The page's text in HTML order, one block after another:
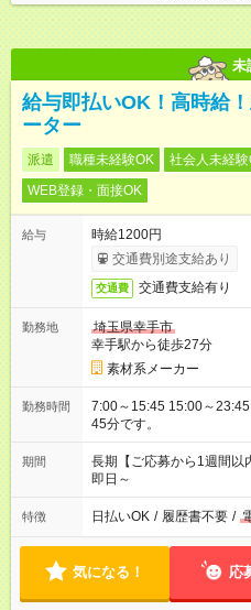
未
給与即払いOK！高時給
ーター
派遣 職種未経験OK 社会人未経験
WEB登録・面接OK
給与
時給1200円
交通費別途支給あり
交通費 交通費支給有り
勤務地
埼玉県幸手市
幸手駅から徒歩27分
素材系メーカー
勤務時間
7:00～15:45 15:00～23:45 23:00～7:45 ※
45分です。
期間
長期【ご応募から1週間以
即日～
特徴 日払いOK / 履歴書不要 /
気になる！ 応